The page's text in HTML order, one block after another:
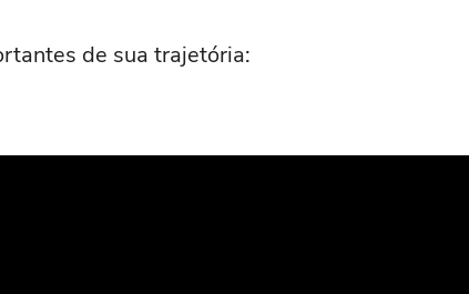
de sua trajetória: